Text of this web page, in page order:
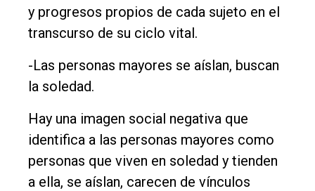
y progresos propios de cada sujeto en el
transcurso de su ciclo vital.
-Las personas mayores se aíslan, buscan
la soledad.
Hay una imagen social negativa que
identifica a las personas mayores como
personas que viven en soledad y tienden
a ella, se aíslan, carecen de vínculos